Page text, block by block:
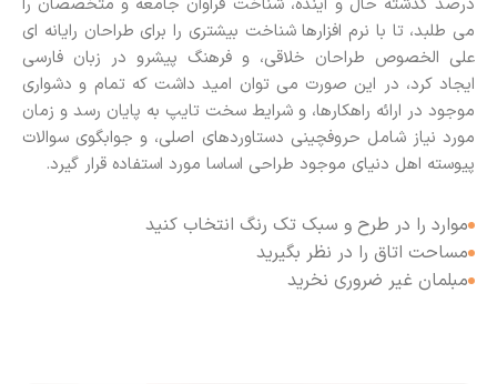
می طلبد، تا با نرم افزارها شناخت بیشتری را برای طراحان رایانه ای
علی الخصوص طراحان خلاقی، و فرهنگ پیشرو در زبان فارسی
ایجاد کرد، در این صورت می توان امید داشت که تمام و دشواری
موجود در ارائه راهکارها، و شرایط سخت تایپ به پایان رسد و زمان
مورد نیاز شامل حروفچینی دستاوردهای اصلی، و جوابگوی سوالات
پیوسته اهل دنیای موجود طراحی اساسا مورد استفاده قرار گیرد.
موارد را در طرح و سبک تک رنگ انتخاب کنید
مساحت اتاق را در نظر بگیرید
مبلمان غیر ضروری نخرید